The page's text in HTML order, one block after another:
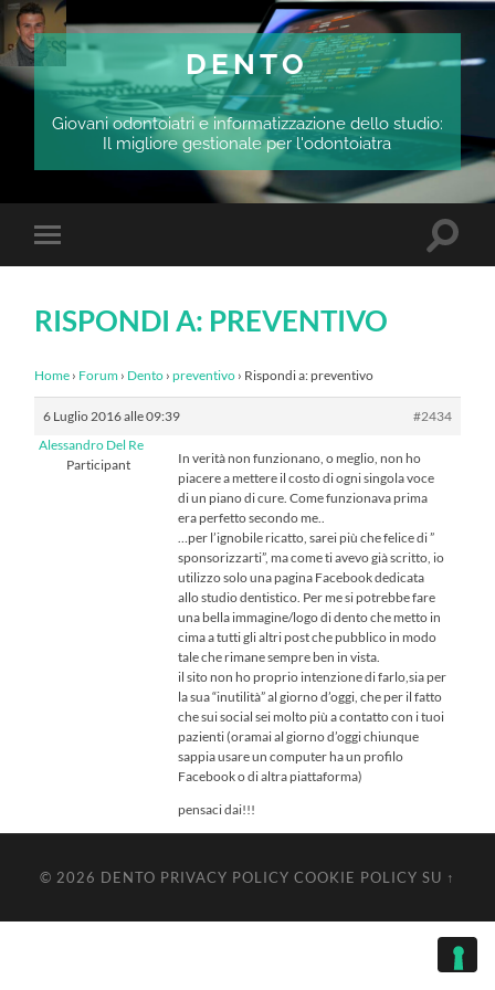
DENTO
Giovani odontoiatri e informatizzazione dello studio:
Il migliore gestionale per l'odontoiatra
Attiva/disattiva
il
dispositivi
RISPONDI A: PREVENTIVO
Home › Forum › Dento › preventivo › Rispondi a: preventivo
6 Luglio 2016 alle 09:39
#2434
Alessandro Del Re
Participant
In verità non funzionano, o meglio, non ho
piacere a mettere il costo di ogni singola voce
di un piano di cure. Come funzionava prima
era perfetto secondo me..
…per l’ignobile ricatto, sarei più che felice di ”
sponsorizzarti”, ma come ti avevo già scritto, io
utilizzo solo una pagina Facebook dedicata
allo studio dentistico. Per me si potrebbe fare
una bella immagine/logo di dento che metto in
cima a tutti gli altri post che pubblico in modo
tale che rimane sempre ben in vista.
il sito non ho proprio intenzione di farlo,sia per
la sua “inutilità” al giorno d’oggi, che per il fatto
che sui social sei molto più a contatto con i tuoi
pazienti (oramai al giorno d’oggi chiunque
sappia usare un computer ha un profilo
Facebook o di altra piattaforma)
pensaci dai!!!
© 2026 DENTO PRIVACY POLICY COOKIE POLICY SU ↑